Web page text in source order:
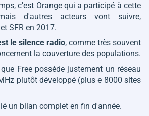
c'est Orange qui a participé à cette
d'autres acteurs vont suivre,
SFR en 2017.
le silence radio, comme très souvent
la couverture des populations.
Free possède justement un réseau
plutôt développé (plus e 8000 sites
un bilan complet en fin d'année.